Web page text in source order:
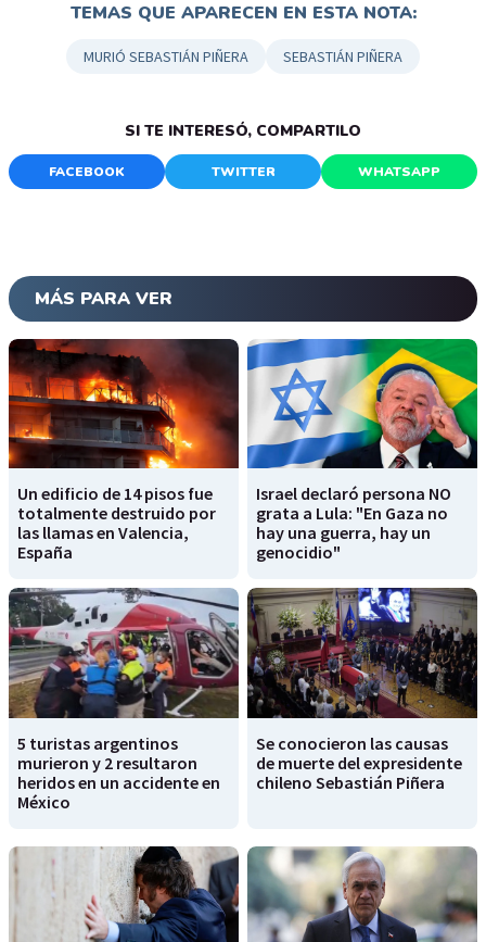
TEMAS QUE APARECEN EN ESTA NOTA:
MURIÓ SEBASTIÁN PIÑERA SEBASTIÁN PIÑERA
SI TE INTERESÓ, COMPARTILO
FACEBOOK TWITTER WHATSAPP
MÁS PARA VER
Un edificio de 14 pisos fue
totalmente destruido por
las llamas en Valencia,
España
Israel declaró persona NO
grata a Lula: "En Gaza no
hay una guerra, hay un
genocidio"
5 turistas argentinos
murieron y 2 resultaron
heridos en un accidente en
México
Se conocieron las causas
de muerte del expresidente
chileno Sebastián Piñera